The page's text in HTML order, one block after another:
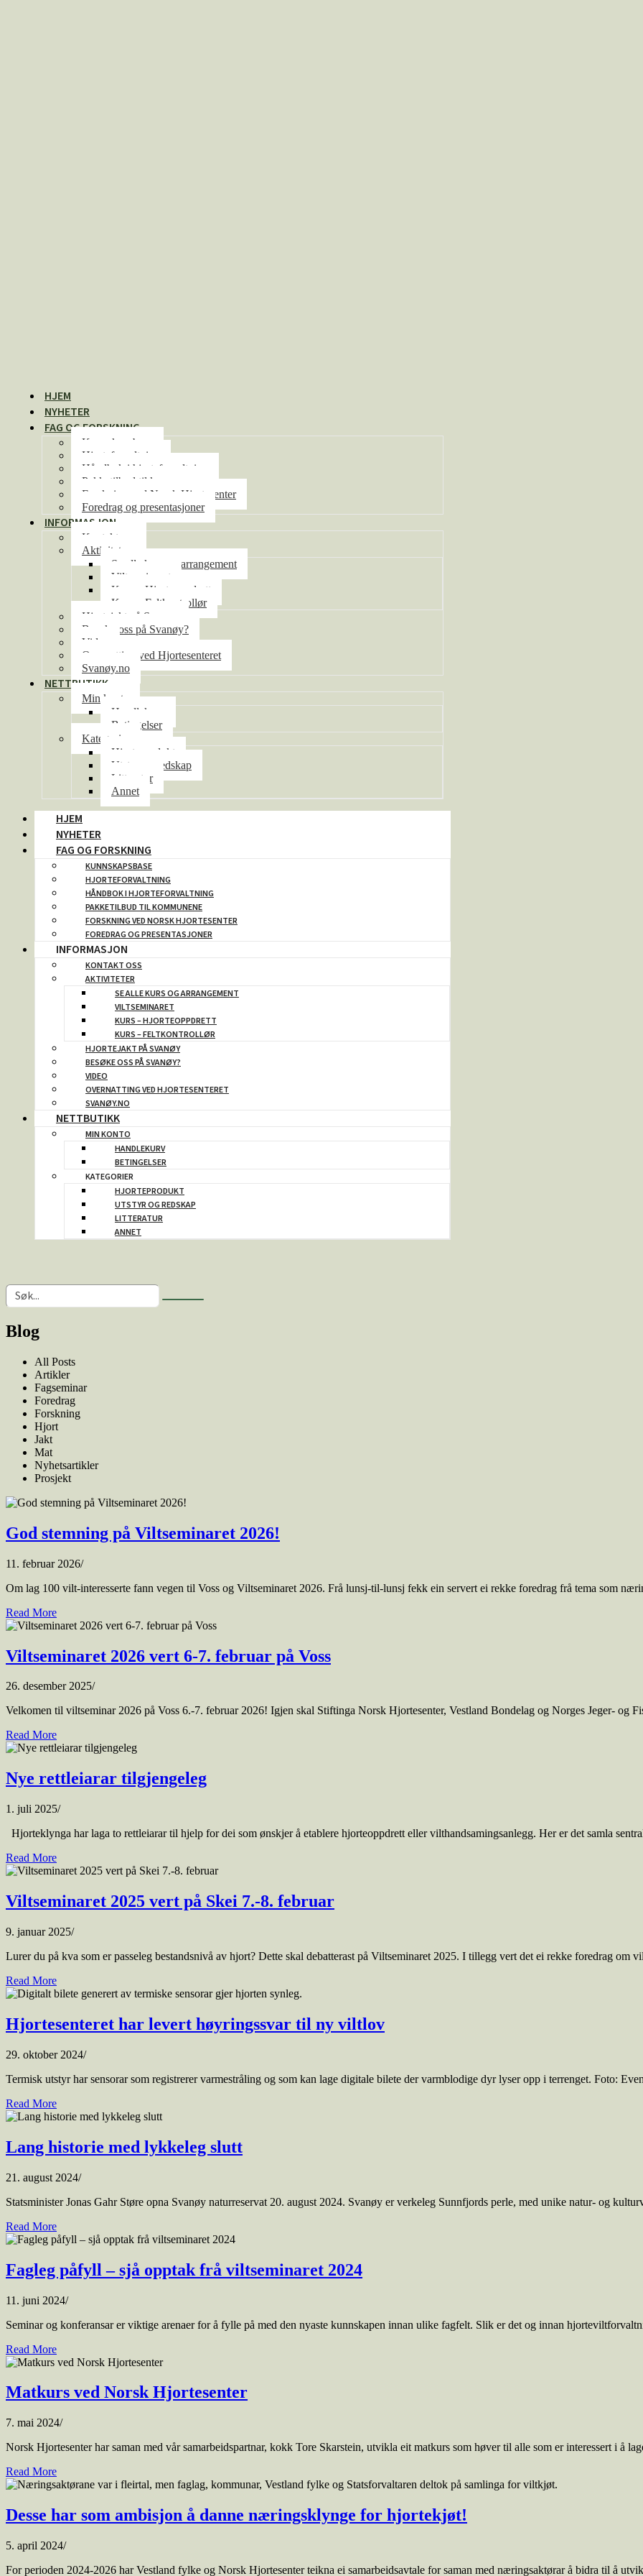
HJEM
NYHETER
FAG OG FORSKNING
Kunnskapsbase
Hjorteforvaltning
Håndbok i hjorteforvaltning
Pakketilbud til kommunene
Forskning ved Norsk Hjortesenter
Foredrag og presentasjoner
INFORMASJON
Kontakt oss
Aktiviteter
Se alle kurs og arrangement
Viltseminaret
Kurs – Hjorteoppdrett
Kurs – Feltkontrollør
Hjortejakt på Svanøy
Besøke oss på Svanøy?
Video
Overnatting ved Hjortesenteret
Svanøy.no
NETTBUTIKK
Min konto
Handlekurv
Betingelser
Kategorier
Hjorteprodukt
Utstyr og redskap
Litteratur
Annet
HJEM
NYHETER
FAG OG FORSKNING
KUNNSKAPSBASE
HJORTEFORVALTNING
HÅNDBOK I HJORTEFORVALTNING
PAKKETILBUD TIL KOMMUNENE
FORSKNING VED NORSK HJORTESENTER
FOREDRAG OG PRESENTASJONER
INFORMASJON
KONTAKT OSS
AKTIVITETER
SE ALLE KURS OG ARRANGEMENT
VILTSEMINARET
KURS – HJORTEOPPDRETT
KURS – FELTKONTROLLØR
HJORTEJAKT PÅ SVANØY
BESØKE OSS PÅ SVANØY?
VIDEO
OVERNATTING VED HJORTESENTERET
SVANØY.NO
NETTBUTIKK
MIN KONTO
HANDLEKURV
BETINGELSER
KATEGORIER
HJORTEPRODUKT
UTSTYR OG REDSKAP
LITTERATUR
ANNET
Blog
All Posts
Artikler
Fagseminar
Foredrag
Forskning
Hjort
Jakt
Mat
Nyhetsartikler
Prosjekt
God stemning på Viltseminaret 2026!
11. februar 2026/
Om lag 100 vilt-interesserte fann vegen til Voss og Viltseminaret 2026. Frå lunsj-til-lunsj fekk ein servert ei rekke foredrag frå tema som
Read More
Viltseminaret 2026 vert 6-7. februar på Voss
26. desember 2025/
Velkomen til viltseminar 2026 på Voss 6.-7. februar 2026! Igjen skal Stiftinga Norsk Hjortesenter, Vestland Bondelag og Norges Jeger- og
Read More
Nye rettleiarar tilgjengeleg
1. juli 2025/
Hjorteklynga har laga to rettleiarar til hjelp for dei som ønskjer å etablere hjorteoppdrett eller vilthandsamingsanlegg. Her er det samla
Read More
Viltseminaret 2025 vert på Skei 7.-8. februar
9. januar 2025/
Lurer du på kva som er passeleg bestandsnivå av hjort? Dette skal debatterast på Viltseminaret 2025. I tillegg vert det ei rekke foredrag om
Read More
Hjortesenteret har levert høyringssvar til ny viltlov
29. oktober 2024/
Termisk utstyr har sensorar som registrerer varmestråling og som kan lage digitale bilete der varmblodige dyr lyser opp i terrenget. Foto:
Read More
Lang historie med lykkeleg slutt
21. august 2024/
Statsminister Jonas Gahr Støre opna Svanøy naturreservat 20. august 2024. Svanøy er verkeleg Sunnfjords perle, med unike natur- og
Read More
Fagleg påfyll – sjå opptak frå viltseminaret 2024
11. juni 2024/
Seminar og konferansar er viktige arenaer for å fylle på med den nyaste kunnskapen innan ulike fagfelt. Slik er det og innan
Read More
Matkurs ved Norsk Hjortesenter
7. mai 2024/
Norsk Hjortesenter har saman med vår samarbeidspartnar, kokk Tore Skarstein, utvikla eit matkurs som høver til alle som er interessert i å
Read More
Desse har som ambisjon å danne næringsklynge for hjortekjøt!
5. april 2024/
For perioden 2024-2026 har Vestland fylke og Norsk Hjortesenter teikna ei samarbeidsavtale for saman med næringsaktørar å bidra til å